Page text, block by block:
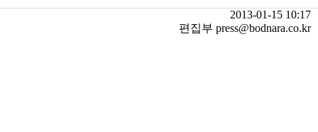
2013-01-15 10:17
편집부 press@bodnara.co.kr